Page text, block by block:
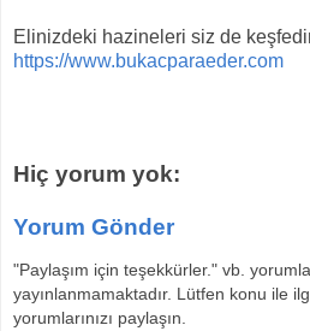
Elinizdeki hazineleri siz de
https://www.bukacparaeder.com
Hiç yorum yok:
Yorum Gönder
"Paylaşım için teşekkürler." vb.
yayınlanmamaktadır. Lütfen konu ile
yorumlarınızı paylaşın.